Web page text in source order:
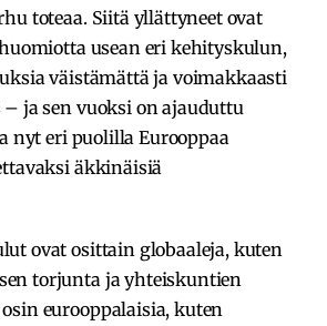
toteaa. Siitä yllättyneet ovat
usean eri kehityskulun,
väistämättä ja voimakkaasti
ja sen vuoksi on ajauduttu
nyt eri puolilla Eurooppaa
äkkinäisiä
ovat osittain globaaleja, kuten
torjunta ja yhteiskuntien
eurooppalaisia, kuten